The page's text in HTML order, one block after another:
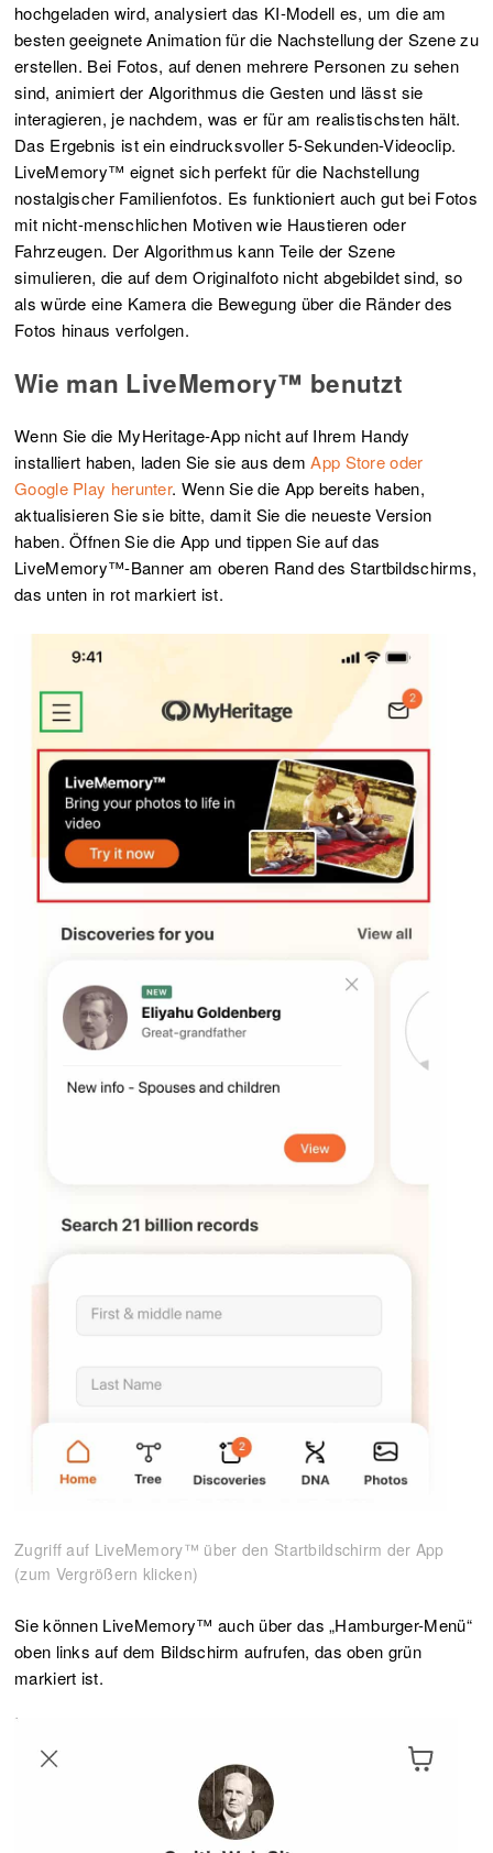
hochgeladen wird, analysiert das KI-Modell es, um die am
besten geeignete Animation für die Nachstellung der Szene zu
erstellen. Bei Fotos, auf denen mehrere Personen zu sehen
sind, animiert der Algorithmus die Gesten und lässt sie
interagieren, je nachdem, was er für am realistischsten hält.
Das Ergebnis ist ein eindrucksvoller 5-Sekunden-Videoclip.
LiveMemory™ eignet sich perfekt für die Nachstellung
nostalgischer Familienfotos. Es funktioniert auch gut bei Fotos
mit nicht-menschlichen Motiven wie Haustieren oder
Fahrzeugen. Der Algorithmus kann Teile der Szene
simulieren, die auf dem Originalfoto nicht abgebildet sind, so
als würde eine Kamera die Bewegung über die Ränder des
Fotos hinaus verfolgen.
Wie man LiveMemory™ benutzt
Wenn Sie die MyHeritage-App nicht auf Ihrem Handy
installiert haben, laden Sie sie aus demApp Store oder
Google Play herunter. Wenn Sie die App bereits haben,
aktualisieren Sie sie bitte, damit Sie die neueste Version
haben. Öffnen Sie die App und tippen Sie auf das
LiveMemory™-Banner am oberen Rand des Startbildschirms,
das unten in rot markiert ist.
Zugriff auf LiveMemory™ über den Startbildschirm der App
(zum Vergrößern klicken)
Sie können LiveMemory™ auch über das „Hamburger-Menü“
oben links auf dem Bildschirm aufrufen, das oben grün
markiert ist.